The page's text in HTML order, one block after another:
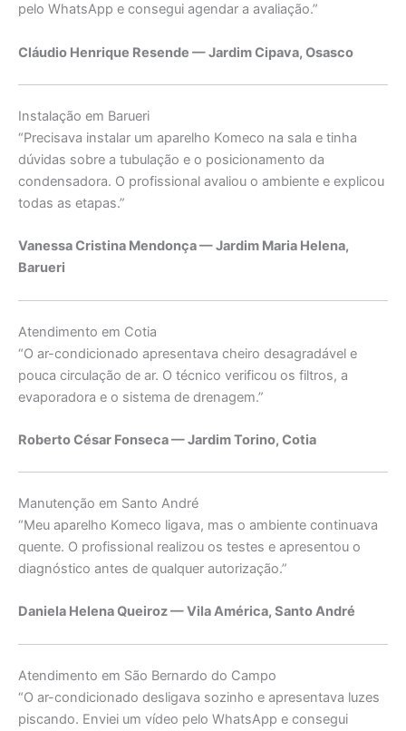
pelo WhatsApp e consegui agendar a avaliação.”
Cláudio Henrique Resende — Jardim Cipava, Osasco
Instalação em Barueri
“Precisava instalar um aparelho Komeco na sala e tinha
dúvidas sobre a tubulação e o posicionamento da
condensadora. O profissional avaliou o ambiente e explicou
todas as etapas.”
Vanessa Cristina Mendonça — Jardim Maria Helena,
Barueri
Atendimento em Cotia
“O ar-condicionado apresentava cheiro desagradável e
pouca circulação de ar. O técnico verificou os filtros, a
evaporadora e o sistema de drenagem.”
Roberto César Fonseca — Jardim Torino, Cotia
Manutenção em Santo André
“Meu aparelho Komeco ligava, mas o ambiente continuava
quente. O profissional realizou os testes e apresentou o
diagnóstico antes de qualquer autorização.”
Daniela Helena Queiroz — Vila América, Santo André
Atendimento em São Bernardo do Campo
“O ar-condicionado desligava sozinho e apresentava luzes
piscando. Enviei um vídeo pelo WhatsApp e consegui